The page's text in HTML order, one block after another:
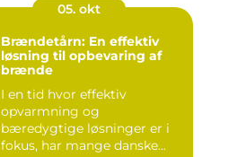
05. okt
Brændetårn: En effektiv
løsning til opbevaring af
brænde
I en tid hvor effektiv
opvarmning og
bæredygtige løsninger er i
fokus, har mange danske...